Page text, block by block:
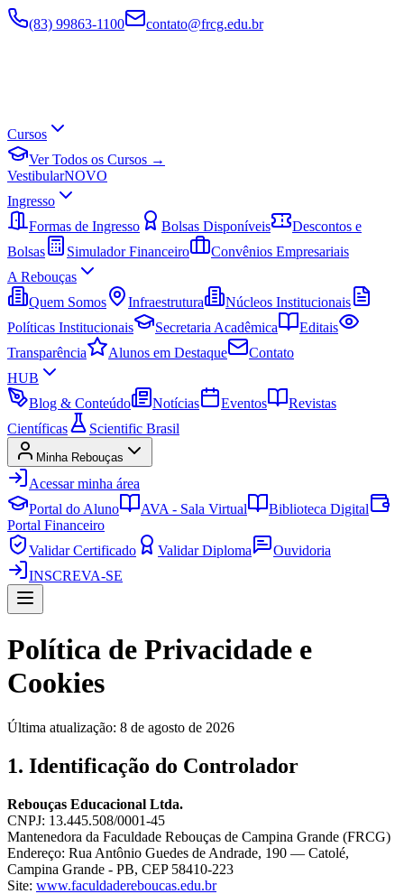
(83) 99863-1100 contato@frcg.edu.br
Cursos
Ver Todos os Cursos →
VestibularNOVO
Ingresso
Formas de Ingresso
Bolsas Disponíveis
Descontos e
Bolsas
Simulador Financeiro
Convênios Empresariais
A Rebouças
Quem Somos
Infraestrutura
Núcleos Institucionais
Políticas Institucionais
Secretaria Acadêmica
Editais
Transparência
Alunos em Destaque
Contato
HUB
Blog & Conteúdo
Notícias Eventos
Revistas
Científicas
Scientific Brasil
Minha Rebouças
Acessar minha área
Portal do Aluno
AVA - Sala Virtual
Biblioteca Digital
Portal Financeiro
Validar Certificado
Validar Diploma
Ouvidoria
INSCREVA-SE
Política de Privacidade e
Cookies
Última atualização: 8 de agosto de 2026
1. Identificação do Controlador
Rebouças Educacional Ltda.
CNPJ: 13.445.508/0001-45
Mantenedora da Faculdade Rebouças de Campina Grande (FRCG)
Endereço: Rua Antônio Guedes de Andrade, 190 — Catolé,
Campina Grande - PB, CEP 58410-223
Site: www.faculdadereboucas.edu.br